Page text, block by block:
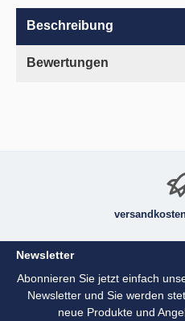
Beschreibung
Bewertungen
Newsletter
Abonnieren Sie jetzt einfach
Newsletter und Sie werden
neue Produkte und